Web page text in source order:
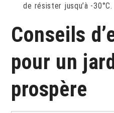
de résister jusqu’à -30°C.
Conseils
pour un
prospère